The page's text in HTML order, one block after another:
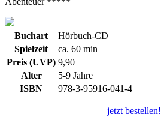
Buchart
Hörbuch-CD
Spielzeit
ca. 60 min
Preis (UVP) 9,90
Alter
5-9 Jahre
ISBN
978-3-95916-041-4
jetzt bestellen!